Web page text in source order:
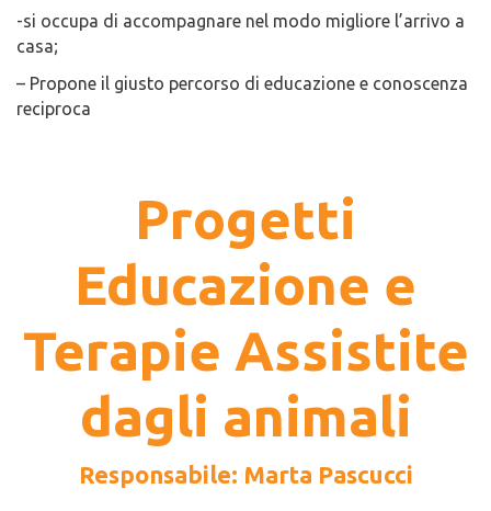
-si occupa di accompagnare nel modo migliore l’arrivo a
casa;
– Propone il giusto percorso di educazione e conoscenza
reciproca
Progetti
Educazione e
Terapie Assistite
dagli animali
Responsabile: Marta Pascucci